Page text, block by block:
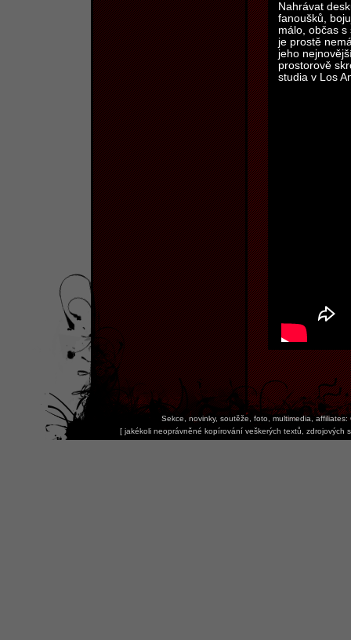
Nahrávat
fanoušků,
málo, občas
je prostě
jeho
prostorově
studia v Los
Sekce, novinky, soutěže, foto, multimedia, affiliates:
[ jakékoli neoprávněné kopírování veškerých textů,